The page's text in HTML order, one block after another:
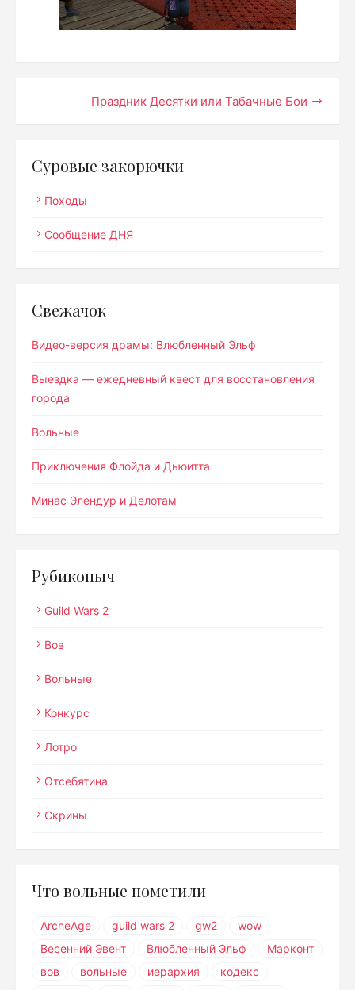
Навигация
записям
Праздник Десятки или Табачные Бои
Суровые закорючки
Походы
Сообщение ДНЯ
Свежачок
Видео-версия драмы: Влюбленный Эльф
Выездка — ежедневный квест для восстановления
города
Вольные
Приключения Флойда и Дьюитта
Минас Элендур и Делотам
Рубиконыч
Guild Wars 2
Вов
Вольные
Конкурс
Лотро
Отсебятина
Скрины
Что вольные пометили
ArcheAge guild wars 2 gw2
wow
Весенний Эвент
Влюбленный Эльф
Марконт
вов
вольные иерархия
кодекс